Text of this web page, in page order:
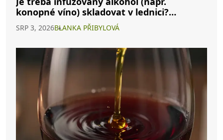
konopné víno) skladovat v lednici?
Kompletní průvodce
SRP 3, 2026BLANKA PŘIBYLOVÁ